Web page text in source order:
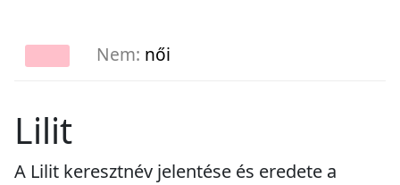
Nem: női
Lilit
A Lilit keresztnév jelentése és eredete a